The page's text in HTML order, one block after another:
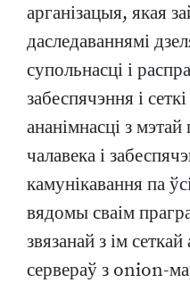
арганізацыя, якая
даследаваннямі
супольнасці і
забеспячэння і
ананімнасці з
чалавека і
камунікавання па
вядомы сваім
звязанай з ім
сервераў з onion-